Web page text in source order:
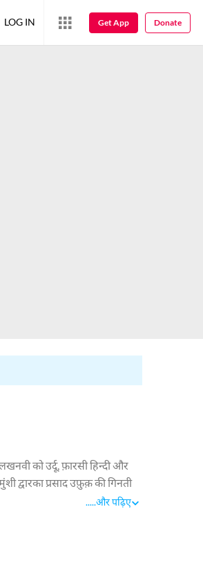
को उर्दू, फ़ारसी हिन्दी और
द्वारका प्रसाद उफ़ुक़ की गिनती
और फिर यहीं से सेवानिवृत्त हुए।
.....और पढ़िए
LOG IN Get App Donate